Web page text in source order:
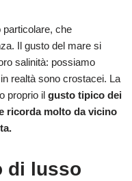
particolare, che
Il gusto del mare si
salinità: possiamo
realtà sono crostacei. La
proprio il gusto tipico dei
ricorda molto da vicino
di lusso